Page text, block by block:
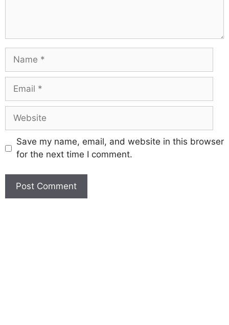
Save my name, email, and website in this browser
for the next time I comment.